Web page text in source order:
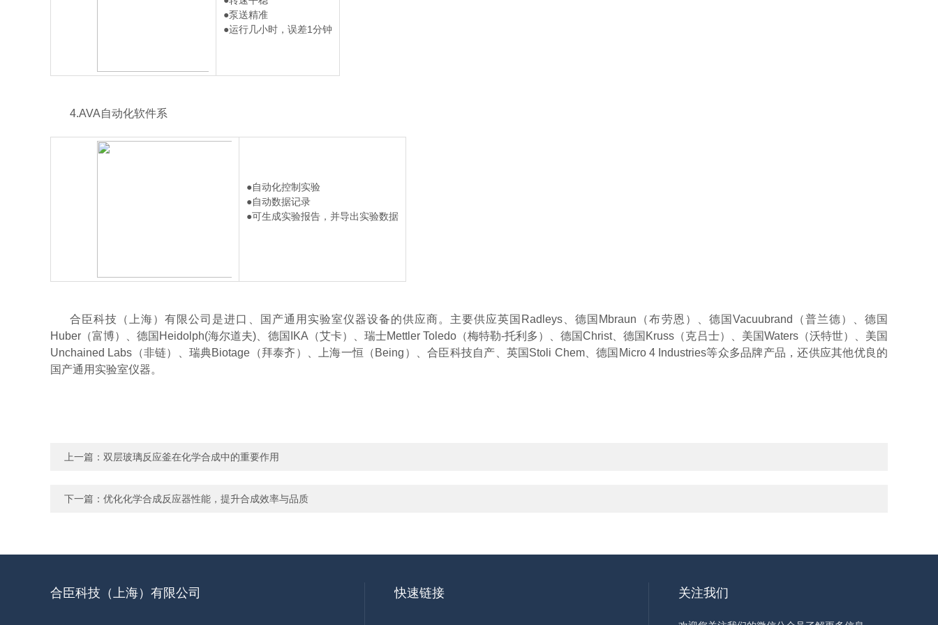
●泵送精准
●运行几小时，误差1分钟
4.AVA自动化软件系
●自动化控制实验
●自动数据记录
●可生成实验报告，并导出实验数据
合臣科技（上海）有限公司是进口、国产通用实验室仪器设备的供应商。主要供应英国Radleys、德国Mbraun（布劳恩）、德国Vacuubrand（普兰德）、德国
Huber（富博）、德国Heidolph(海尔道夫)、德国IKA（艾卡）、瑞士Mettler Toledo（梅特勒-托利多）、德国Christ、德国Kruss（克吕士）、美国Waters（沃特世）、美国
Unchained Labs（非链）、瑞典Biotage（拜泰齐）、上海一恒（Being）、合臣科技自产、英国Stoli Chem、德国Micro 4 Industries等众多品牌产品，还供应其他优良的
国产通用实验室仪器。
上一篇： 双层玻璃反应釜在化学合成中的重要作用
下一篇： 优化化学合成反应器性能，提升合成效率与品质
合臣科技（上海）有限公司 快速链接 关注我们